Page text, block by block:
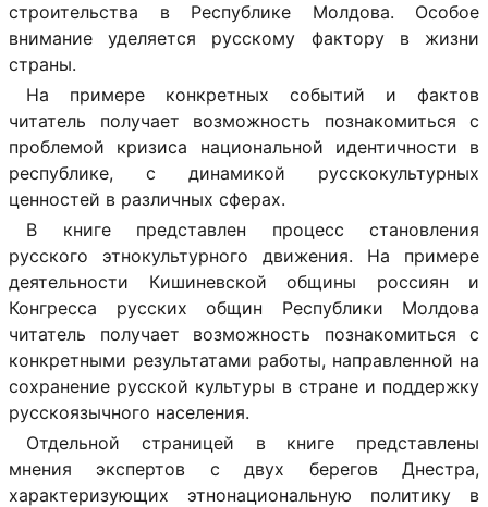
строительства в Республике Молдова. Особое
внимание уделяется русскому фактору в жизни
страны.
На примере конкретных событий и фактов
читатель получает возможность познакомиться с
проблемой кризиса национальной идентичности в
республике, с динамикой русскокультурных
ценностей в различных сферах.
В книге представлен процесс становления
русского этнокультурного движения. На примере
деятельности Кишиневской общины россиян и
Конгресса русских общин Республики Молдова
читатель получает возможность познакомиться с
конкретными результатами работы, направленной на
сохранение русской культуры в стране и поддержку
русскоязычного населения.
Отдельной страницей в книге представлены
мнения экспертов с двух берегов Днестра,
характеризующих этнонациональную политику в